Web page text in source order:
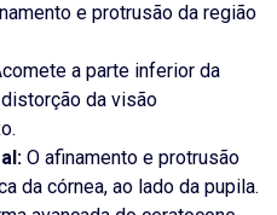
e protrusão da região
a parte inferior da
da visão
O afinamento e protrusão
da córnea, ao lado da pupila.